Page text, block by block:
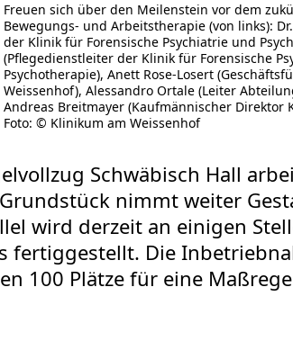
Freuen sich über den Meilenstein vor dem
Bewegungs- und Arbeitstherapie (von links):
der Klinik für Forensische Psychiatrie und
(Pflegedienstleiter der Klinik für Forensische
Psychotherapie), Anett Rose-Losert
Weissenhof), Alessandro Ortale (Leiter
Andreas Breitmayer (Kaufmännischer Direktor
Foto: © Klinikum am Weissenhof
Schwäbisch Hall
nimmt weiter
wird derzeit an einigen
fertiggestellt. Die
100 Plätze für eine